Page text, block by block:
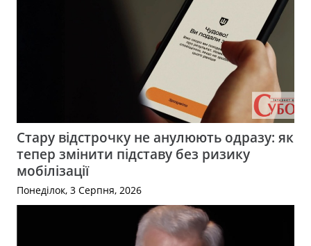
Стару відстрочку не анулюють одразу: як
тепер змінити підставу без ризику
мобілізації
Понеділок, 3 Серпня, 2026